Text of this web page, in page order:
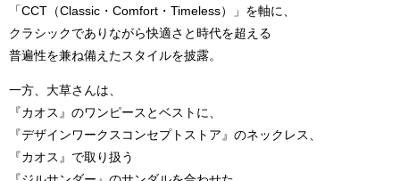
「CCT（Classic・Comfort・Timeless）」を軸に、
クラシックでありながら快適さと時代を超える
普遍性を兼ね備えたスタイルを披露。
一方、大草さんは、
『カオス』のワンピースとベストに、
『デザインワークスコンセプトストア』のネックレス、
『カオス』で取り扱う